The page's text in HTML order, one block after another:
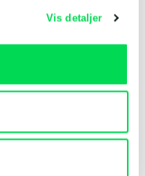
Vis detaljer